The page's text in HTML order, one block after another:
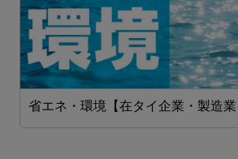
省エネ・環境【在タイ企業・製造業